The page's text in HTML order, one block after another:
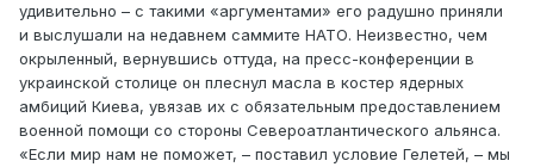
удивительно – с такими «аргументами» его радушно приняли
и выслушали на недавнем саммите НАТО. Неизвестно, чем
окрыленный, вернувшись оттуда, на пресс-конференции в
украинской столице он плеснул масла в костер ядерных
амбиций Киева, увязав их с обязательным предоставлением
военной помощи со стороны Североатлантического альянса.
«Если мир нам не поможет, – поставил условие Гелетей, – мы